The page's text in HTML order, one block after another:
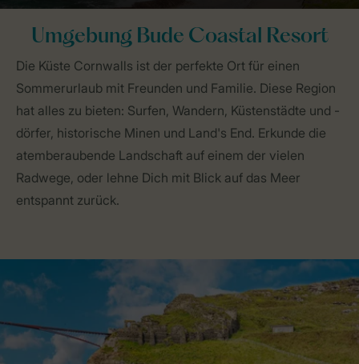
Umgebung Bude Coastal Resort
Die Küste Cornwalls ist der perfekte Ort für einen
Sommerurlaub mit Freunden und Familie. Diese Region
hat alles zu bieten: Surfen, Wandern, Küstenstädte und -
dörfer, historische Minen und Land's End. Erkunde die
atemberaubende Landschaft auf einem der vielen
Radwege, oder lehne Dich mit Blick auf das Meer
entspannt zurück.